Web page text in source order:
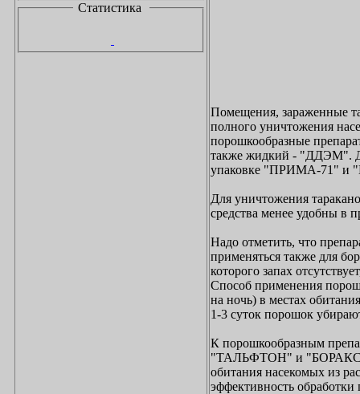
Статистика
Помещения, зараженные
полного уничтожения
порошкообразные
также жидкий - "ДДЭМ".
упаковке "ПРИМА-71"
Для уничтожения
средства менее удобны в
Надо отметить, что
применяться также для
которого запах
Способ применения
на ночь) в местах
1-3 суток порошок
К порошкообразным
"ТАЛЬФТОН" и "БОРАКС"
обитания насекомых из
эффективность обработки